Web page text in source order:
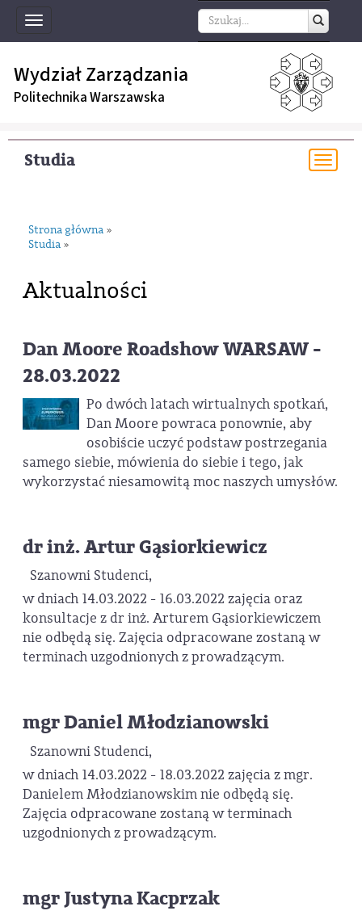
Toggle
navigation
Wydział Zarządzania
Politechnika Warszawska
Studia
Strona główna »
Studia »
Aktualności
Dan Moore Roadshow WARSAW -
28.03.2022
Po dwóch latach wirtualnych spotkań,
Dan Moore powraca ponownie, aby
osobiście uczyć podstaw postrzegania
samego siebie, mówienia do siebie i tego, jak
wykorzystać niesamowitą moc naszych umysłów.
dr inż. Artur Gąsiorkiewicz
Szanowni Studenci,
w dniach 14.03.2022 - 16.03.2022 zajęcia oraz
konsultacje z dr inż. Arturem Gąsiorkiewiczem
nie odbędą się. Zajęcia odpracowane zostaną w
terminach uzgodnionych z prowadzącym.
mgr Daniel Młodzianowski
Szanowni Studenci,
w dniach 14.03.2022 - 18.03.2022 zajęcia z mgr.
Danielem Młodzianowskim nie odbędą się.
Zajęcia odpracowane zostaną w terminach
uzgodnionych z prowadzącym.
mgr Justyna Kacprzak